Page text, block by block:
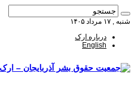
شنبه , ۱۷ مرداد ۱۴۰۵
درباره ارک
English